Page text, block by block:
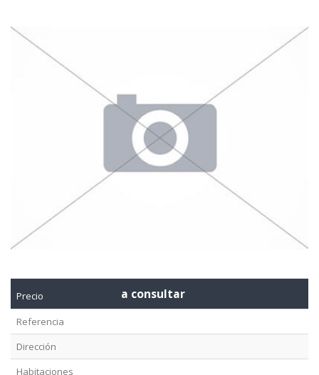
Precio a consultar
Referencia
Dirección
Habitaciones